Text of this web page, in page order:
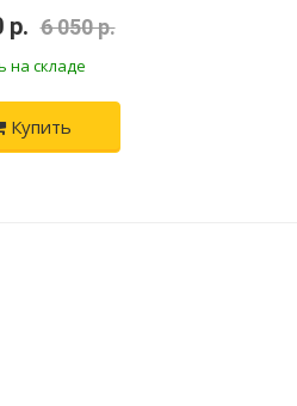
р. 6 050 р.
на складе
Купить